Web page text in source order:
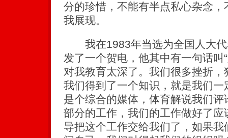
分的珍惜，不能有半点私心杂念
我展现。
我在1983年当选为全国人大代
发了一个贺电，他其中有一句话叫
对我教育太深了。我们很多挫折
我们得到了一个知识，就是我们
是个综合的媒体，体育解说我们
部分的工作，我们的工作做好了
导把这个工作交给我们了，如果